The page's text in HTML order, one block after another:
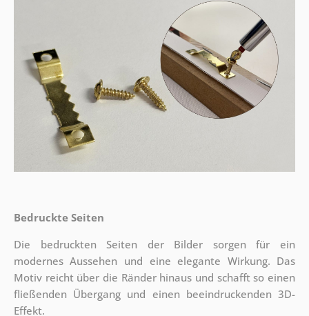
Bedruckte Seiten
Die bedruckten Seiten der Bilder sorgen für ein
modernes Aussehen und eine elegante Wirkung. Das
Motiv reicht über die Ränder hinaus und schafft so einen
fließenden Übergang und einen beeindruckenden 3D-
Effekt.